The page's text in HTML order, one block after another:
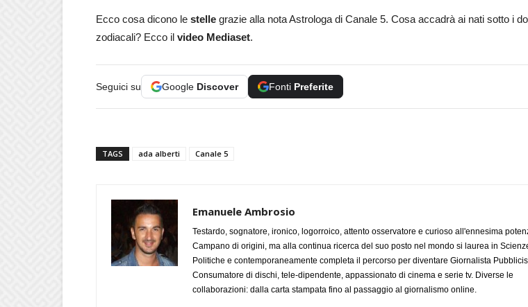
Ecco cosa dicono le stelle grazie alla nota Astrologa di Canale 5. Cosa accadrà ai nati sotto i
zodiacali? Ecco il video Mediaset.
Seguici su Google Discover Fonti Preferite
TAGS ada alberti Canale 5
Emanuele Ambrosio
Testardo, sognatore, ironico, logorroico, attento osservatore e curioso all'ennesima
Campano di origini, ma alla continua ricerca del suo posto nel mondo si laurea in
Politiche e contemporaneamente completa il percorso per diventare Giornalista
Consumatore di dischi, tele-dipendente, appassionato di cinema e serie tv. Diverse le
collaborazioni: dalla carta stampata fino al passaggio al giornalismo online.